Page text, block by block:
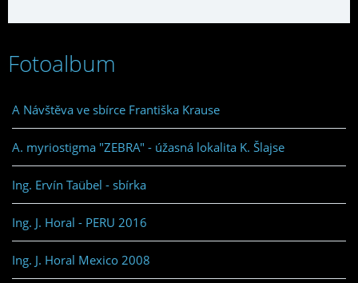
Fotoalbum
A Návštěva ve sbírce Františka Krause
A. myriostigma "ZEBRA" - úžasná lokalita K. Šlajse
Ing. Ervín Taübel - sbírka
Ing. J. Horal - PERU 2016
Ing. J. Horal Mexico 2008